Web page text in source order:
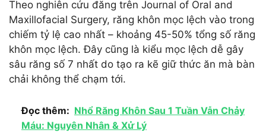
Theo nghiên cứu đăng trên Journal of Oral and
Maxillofacial Surgery, răng khôn mọc lệch vào trong
chiếm tỷ lệ cao nhất – khoảng 45-50% tổng số răng
khôn mọc lệch. Đây cũng là kiểu mọc lệch dễ gây
sâu răng số 7 nhất do tạo ra kẽ giữ thức ăn mà bàn
chải không thể chạm tới.
Đọc thêm: Nhổ Răng Khôn Sau 1 Tuần Vẫn Chảy
Máu: Nguyên Nhân & Xử Lý